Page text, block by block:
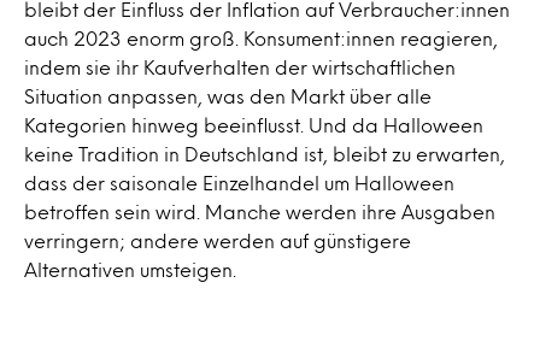
bleibt der Einfluss der Inflation auf Verbraucher:innen
auch 2023 enorm groß. Konsument:innen reagieren,
indem sie ihr Kaufverhalten der wirtschaftlichen
Situation anpassen, was den Markt über alle
Kategorien hinweg beeinflusst. Und da Halloween
keine Tradition in Deutschland ist, bleibt zu erwarten,
dass der saisonale Einzelhandel um Halloween
betroffen sein wird. Manche werden ihre Ausgaben
verringern; andere werden auf günstigere
Alternativen umsteigen.